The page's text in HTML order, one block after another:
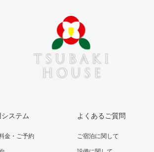
システム
金・ご予約
よくあるご質問
ご宿泊に関して